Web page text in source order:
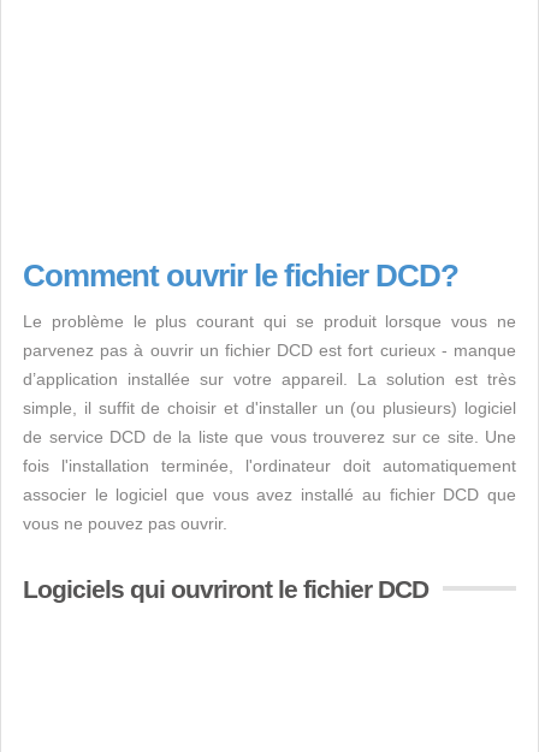
Comment ouvrir le fichier DCD?
Le problème le plus courant qui se produit lorsque vous ne
parvenez pas à ouvrir un fichier DCD est fort curieux - manque
d’application installée sur votre appareil. La solution est très
simple, il suffit de choisir et d'installer un (ou plusieurs) logiciel
de service DCD de la liste que vous trouverez sur ce site. Une
fois l'installation terminée, l'ordinateur doit automatiquement
associer le logiciel que vous avez installé au fichier DCD que
vous ne pouvez pas ouvrir.
Logiciels qui ouvriront le fichier DCD